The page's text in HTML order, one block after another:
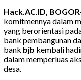
Hack.AC.ID,
komitmennya dalam
yang berorientasi
bank pembangunan
bank bjb kembali
dalam memperluas
desa.